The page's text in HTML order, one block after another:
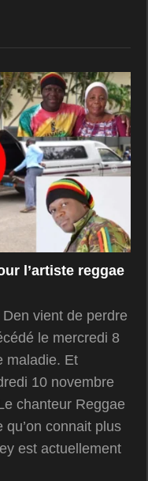
l’artiste reggae
vient de perdre
le mercredi 8
maladie. Et
10 novembre
chanteur Reggae
connait plus
est actuellement